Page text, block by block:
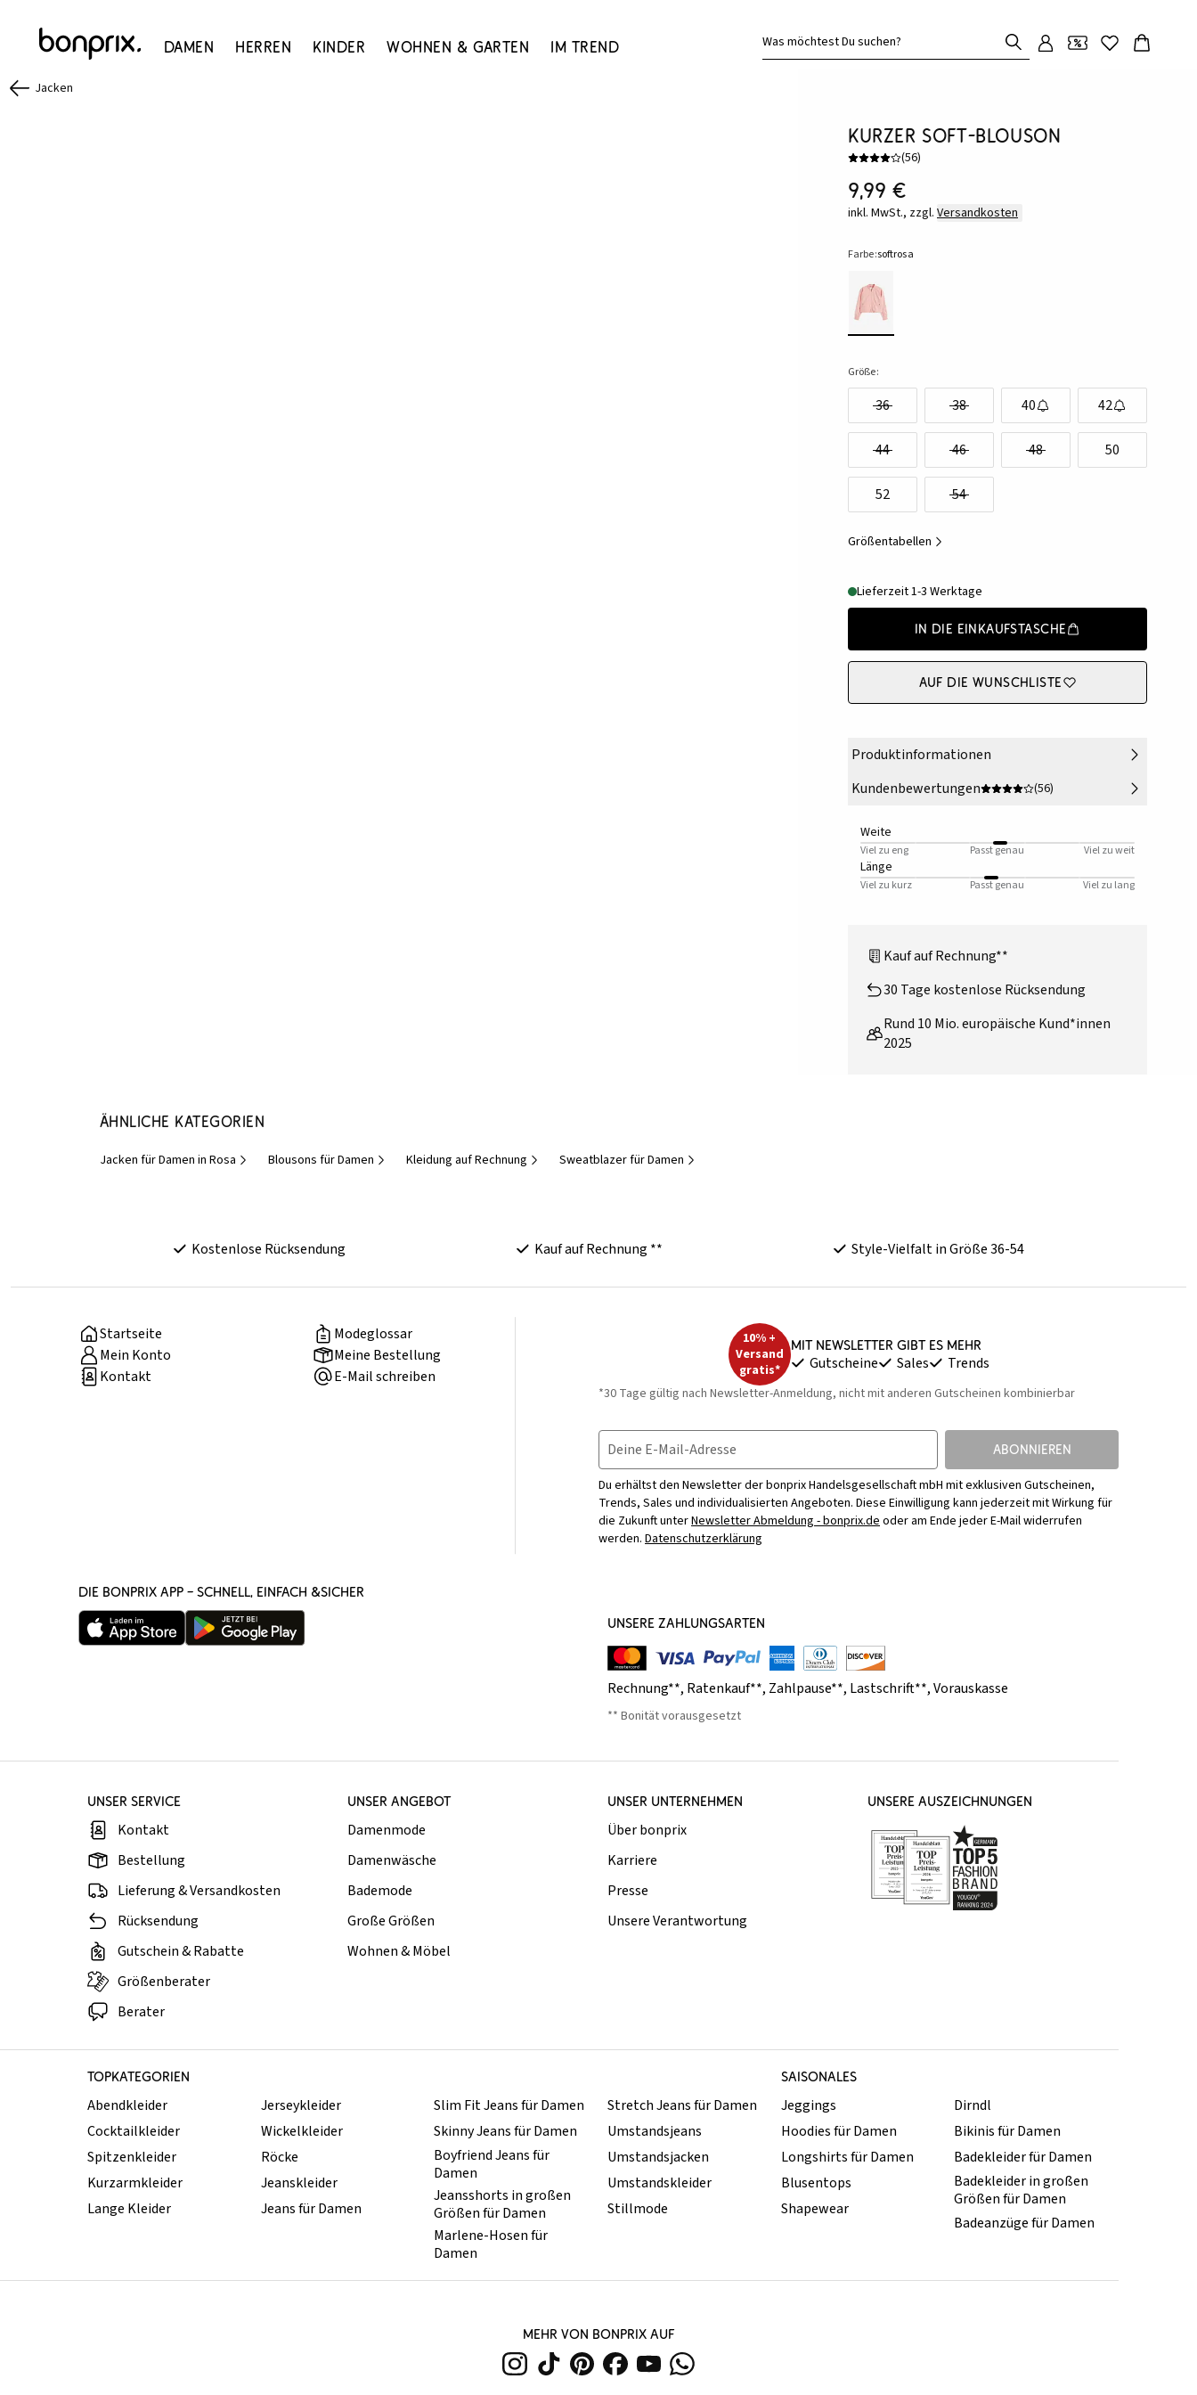
Damen Herren Kinder Wohnen & Garten Im Trend Was möchtest Du suchen?
Jacken
Kurzer Soft-Blouson
(56)
9,99 €
inkl. MwSt., zzgl. Versandkosten
Farbe:softrosa
Größe:
36 38 40 42
44 46 48 50
52 54
Größentabellen
Lieferzeit 1-3 Werktage
In die Einkaufstasche
Auf die Wunschliste
Produktinformationen
Kundenbewertungen
(56)
Weite
Viel zu eng Passt genau Viel zu weit
Länge
Viel zu kurz Passt genau Viel zu lang
Kauf auf Rechnung**
30 Tage kostenlose Rücksendung
Rund 10 Mio. europäische Kund*innen
2025
Ähnliche Kategorien
Jacken für Damen in Rosa Blousons für Damen Kleidung auf Rechnung Sweatblazer für Damen
Kostenlose Rücksendung Kauf auf Rechnung ** Style-Vielfalt in Größe 36-54
Startseite
Modeglossar
Mein Konto
Meine Bestellung
Kontakt
E-Mail schreiben
10% +
Versand
gratis*
Mit Newsletter gibt es mehr
Gutscheine Sales Trends
*30 Tage gültig nach Newsletter-Anmeldung, nicht mit anderen Gutscheinen kombinierbar
Deine E-Mail-Adresse ABONNIEREN
Du erhältst den Newsletter der bonprix Handelsgesellschaft mbH mit exklusiven Gutscheinen,
Trends, Sales und individualisierten Angeboten. Diese Einwilligung kann jederzeit mit Wirkung für
die Zukunft unterNewsletter Abmeldung - bonprix.deoder am Ende jeder E-Mail widerrufen
werden. Datenschutzerklärung
DIE BONPRIX APP – SCHNELL, EINFACH &SICHER
UNSERE ZAHLUNGSARTEN
Rechnung**, Ratenkauf**, Zahlpause**, Lastschrift**,Vorauskasse
** Bonität vorausgesetzt
UNSER SERVICE
Kontakt
Bestellung
Lieferung & Versandkosten
Rücksendung
Gutschein & Rabatte
Größenberater
Berater
UNSER ANGEBOT
Damenmode
Damenwäsche
Bademode
Große Größen
Wohnen & Möbel
UNSER UNTERNEHMEN
Über bonprix
Karriere
Presse
Unsere Verantwortung
UNSERE AUSZEICHNUNGEN
TOPKATEGORIEN SAISONALES
Abendkleider
Cocktailkleider
Spitzenkleider
Kurzarmkleider
Lange Kleider
Jerseykleider
Wickelkleider
Röcke
Jeanskleider
Jeans für Damen
Slim Fit Jeans für Damen
Skinny Jeans für Damen
Boyfriend Jeans für
Damen
Jeansshorts in großen
Größen für Damen
Marlene-Hosen für
Damen
Stretch Jeans für Damen
Umstandsjeans
Umstandsjacken
Umstandskleider
Stillmode
Jeggings
Hoodies für Damen
Longshirts für Damen
Blusentops
Shapewear
Dirndl
Bikinis für Damen
Badekleider für Damen
Badekleider in großen
Größen für Damen
Badeanzüge für Damen
MEHR VON BONPRIX AUF